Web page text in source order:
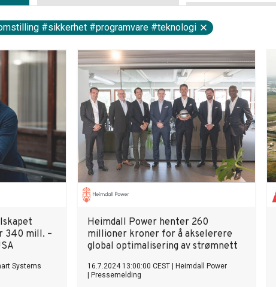
#sikkerhet #programvare #teknologi
340 mill. –
Systems
Heimdall Power henter 260
millioner kroner for å akselerere
global optimalisering av strømnett
16.7.2024 13:00:00 CEST
Heimdall Power
Pressemelding